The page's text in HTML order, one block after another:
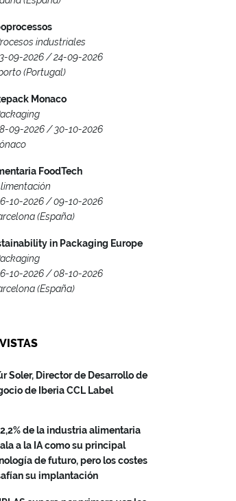
industriales
09-2026 / 24-09-2026
(Portugal)
Monaco
09-2026 / 30-10-2026
FoodTech
10-2026 / 09-10-2026
(España)
in Packaging Europe
10-2026 / 08-10-2026
(España)
Soler, Director de Desarrollo de
de Iberia CCL Label
de la industria alimentaria
a la IA como su principal
de futuro, pero los costes
su implantación